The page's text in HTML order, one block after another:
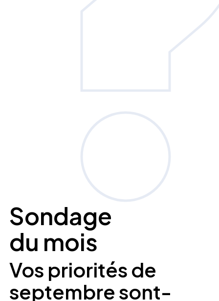
Sondage
du mois
Vos priorités de
septembre sont-